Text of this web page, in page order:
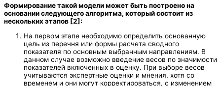
Формирование такой модели может быть построено на
основании следующего алгоритма, который состоит из
нескольких этапов [2]:
На первом этапе необходимо определить основанную
цель из перечня или формы расчета сводного
показателя по основным выбранным направлениям. В
данном случае возможно введение весов по значимости
показателей включенных в оценку. При выборе весов
учитываются экспертные оценки и мнения, хотя со
временем и они могут корректироваться, с изменением